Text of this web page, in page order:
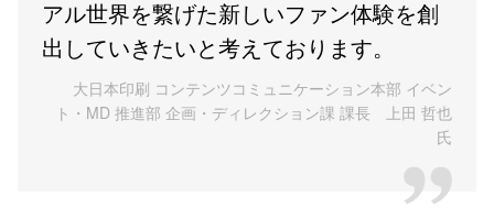
アル世界を繋げた新しいファン体験を創
出していきたいと考えております。
大日本印刷 コンテンツコミュニケーション本部 イベン
ト・MD 推進部 企画・ディレクション課 課長 上田 哲也
氏